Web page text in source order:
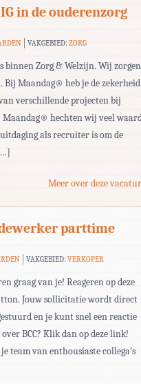
in de ouderenzorg
VAKGEBIED:ZORG
binnen Zorg & Welzijn. Wij zorgen
Maandag® heb je de zekerheid
verschillende projecten bij
Maandag® hechten wij veel
als recruiter is om de
Meer over deze
parttime
VAKGEBIED:VERKOPER
graag van je! Reageren op deze
Jouw sollicitatie wordt direct
en je kunt snel een reactie
BCC? Klik dan op deze link!
team van enthousiaste collega’s